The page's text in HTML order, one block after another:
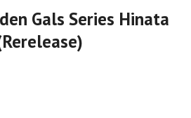
Gals Series Hinata